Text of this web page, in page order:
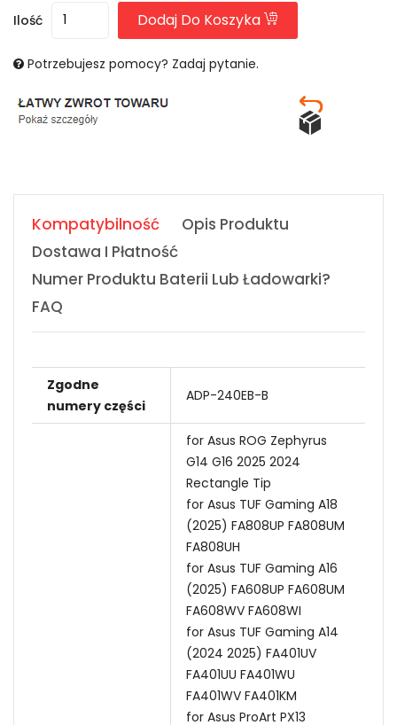
Ilość Dodaj Do Koszyka
Potrzebujesz pomocy? Zadaj pytanie.
Kompatybilność
Opis Produktu
Dostawa I Płatność
Numer Produktu Baterii Lub Ładowarki?
FAQ
Zgodne
numery części
ADP-240EB-B
for Asus ROG Zephyrus
G14 G16 2025 2024
Rectangle Tip
for Asus TUF Gaming A18
(2025) FA808UP FA808UM
FA808UH
for Asus TUF Gaming A16
(2025) FA608UP FA608UM
FA608WV FA608WI
for Asus TUF Gaming A14
(2024 2025) FA401UV
FA401UU FA401WU
FA401WV FA401KM
for Asus ProArt PX13